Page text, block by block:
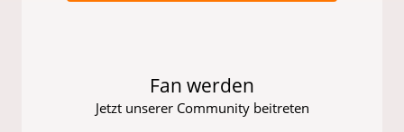
Fan werden
Jetzt unserer Community beitreten